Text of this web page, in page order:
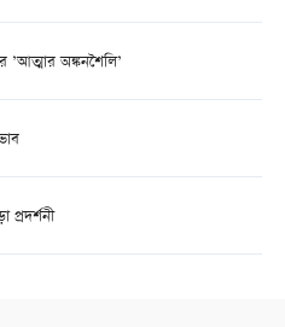
অঙ্কনশৈলি’
প্রদর্শনী